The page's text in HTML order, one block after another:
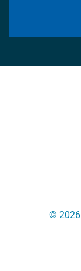
© 2026